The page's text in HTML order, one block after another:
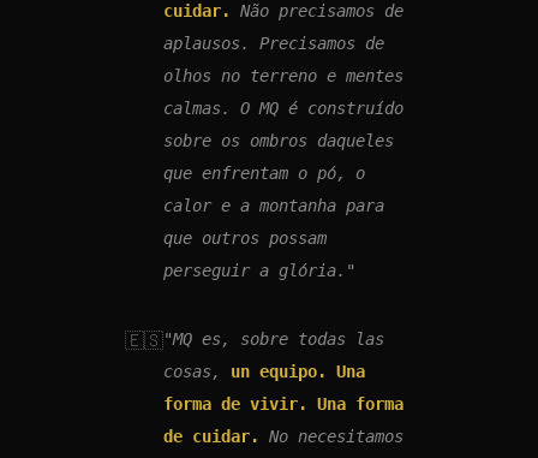
cuidar.
Não precisamos de
aplausos. Precisamos de
olhos no terreno e mentes
calmas. O MQ é construído
sobre os ombros daqueles
que enfrentam o pó, o
calor e a montanha para
que outros possam
perseguir a glória."
🇪🇸"MQ es, sobre todas las
cosas, un equipo. Una
forma de vivir. Una forma
de cuidar.
No necesitamos